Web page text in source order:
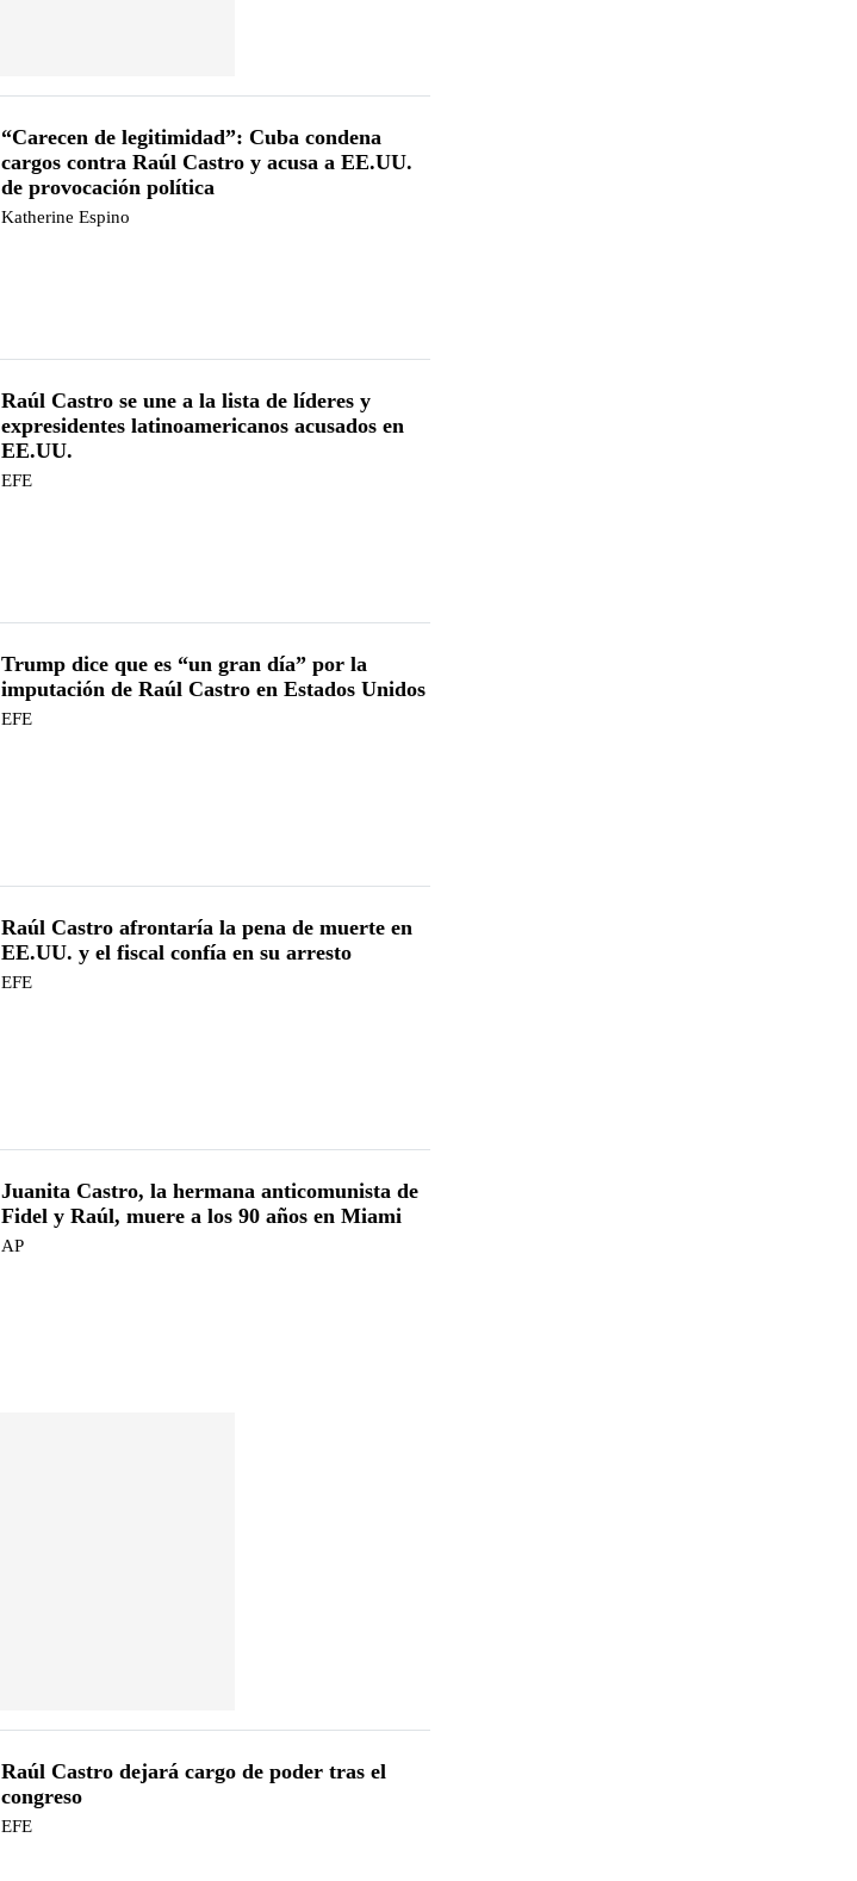
“Carecen de legitimidad”: Cuba condena
cargos contra Raúl Castro y acusa a EE.UU.
de provocación política
Katherine Espino
Raúl Castro se une a la lista de líderes y
expresidentes latinoamericanos acusados en
EE.UU.
EFE
Trump dice que es “un gran día” por la
imputación de Raúl Castro en Estados Unidos
EFE
Raúl Castro afrontaría la pena de muerte en
EE.UU. y el fiscal confía en su arresto
EFE
Juanita Castro, la hermana anticomunista de
Fidel y Raúl, muere a los 90 años en Miami
AP
Raúl Castro dejará cargo de poder tras el
congreso
EFE